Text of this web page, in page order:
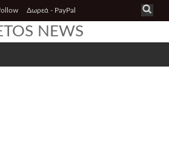
Δωρεά - PayPal
NEWS